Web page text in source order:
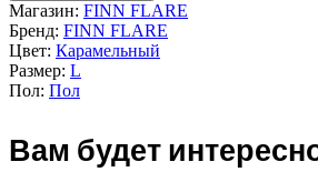
Магазин: FINN FLARE
Бренд: FINN FLARE
Цвет: Карамельный
Размер: L
Пол: Пол
Вам будет